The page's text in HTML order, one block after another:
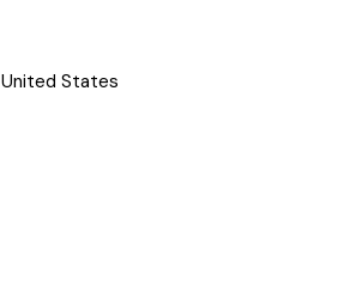
United States